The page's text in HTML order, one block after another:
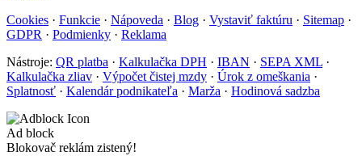
Cookies · Funkcie · Nápoveda · Blog · Vystaviť faktúru · Sitemap ·
GDPR · Podmienky · Reklama
Nástroje: QR platba · Kalkulačka DPH · IBAN · SEPA XML ·
Kalkulačka zliav · Výpočet čistej mzdy · Úrok z omeškania ·
Splatnosť · Kalendár podnikateľa · Marža · Hodinová sadzba
Ad block
Blokovač reklám zistený!